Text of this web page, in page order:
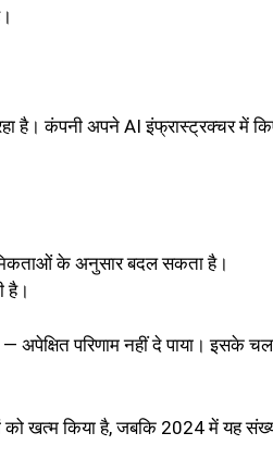
है। कंपनी अपने AI इंफ्रास्ट्रक्चर में
के अनुसार बदल सकता है।
है।
अपेक्षित परिणाम नहीं दे पाया। इसके
खत्म किया है, जबकि 2024 में यह